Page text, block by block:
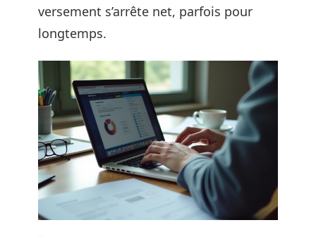
versement s’arrête net, parfois pour
longtemps.